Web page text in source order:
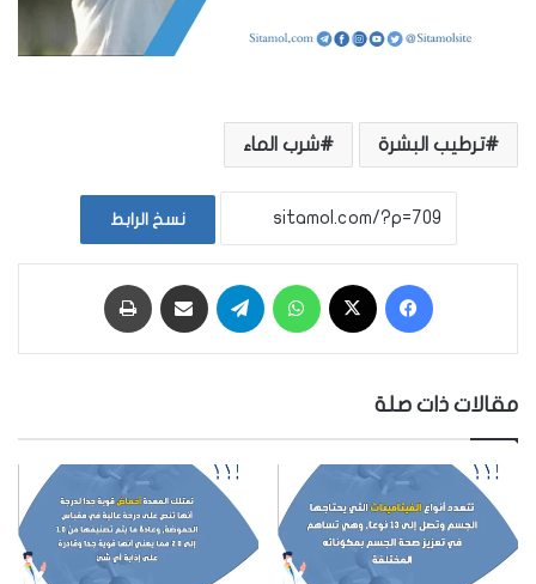
ترطيب البشرة شرب الماء
نسخ الرابط
مقالات ذات صلة